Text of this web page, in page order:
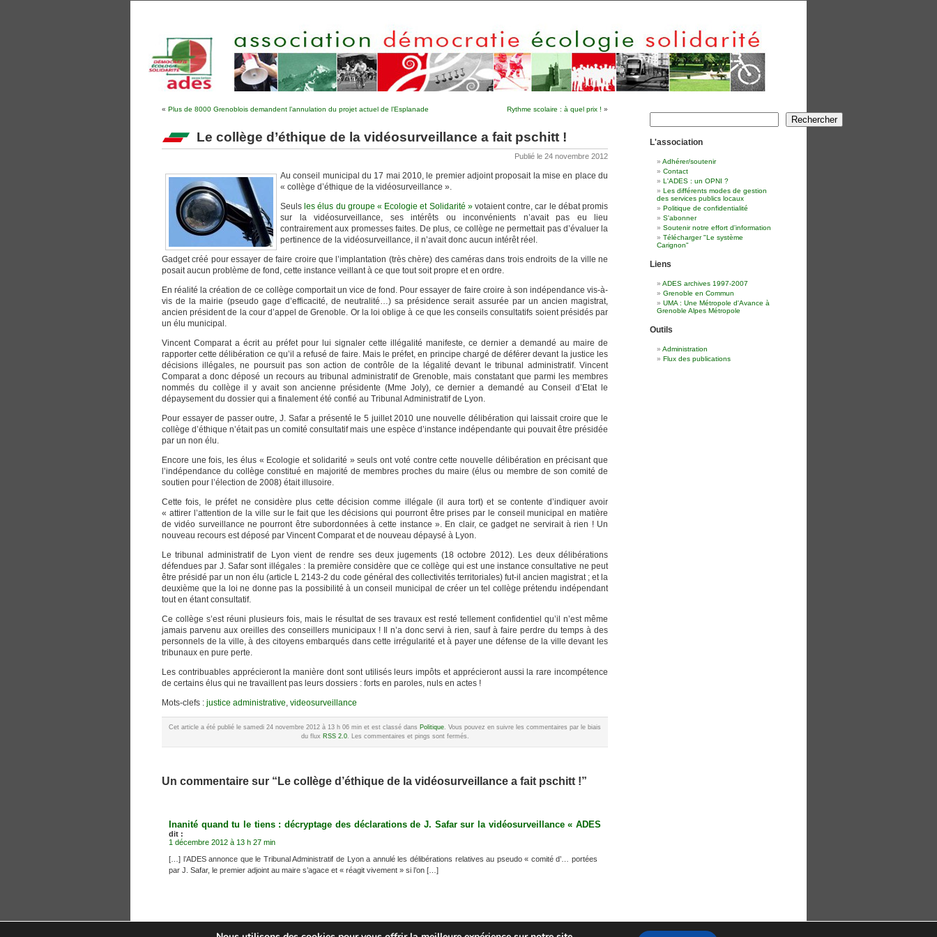
« Plus de 8000 Grenoblois demandent l’annulation du projet actuel de l’Esplanade Rythme scolaire : à quel prix ! »
Le collège d’éthique de la vidéosurveillance a fait pschitt !
Publié le 24 novembre 2012
Au conseil municipal du 17 mai 2010, le premier adjoint proposait la mise en place du
« collège d’éthique de la vidéosurveillance ».
Seuls les élus du groupe « Ecologie et Solidarité »votaient contre, car le débat promis
sur la vidéosurveillance, ses intérêts ou inconvénients n’avait pas eu lieu
contrairement aux promesses faites. De plus, ce collège ne permettait pas d’évaluer la
pertinence de la vidéosurveillance, il n’avait donc aucun intérêt réel.
Gadget créé pour essayer de faire croire que l’implantation (très chère) des caméras dans trois endroits de la ville ne
posait aucun problème de fond, cette instance veillant à ce que tout soit propre et en ordre.
En réalité la création de ce collège comportait un vice de fond. Pour essayer de faire croire à son indépendance vis-à-
vis de la mairie (pseudo gage d’efficacité, de neutralité…) sa présidence serait assurée par un ancien magistrat,
ancien président de la cour d’appel de Grenoble. Or la loi oblige à ce que les conseils consultatifs soient présidés par
un élu municipal.
Vincent Comparat a écrit au préfet pour lui signaler cette illégalité manifeste, ce dernier a demandé au maire de
rapporter cette délibération ce qu’il a refusé de faire. Mais le préfet, en principe chargé de déférer devant la justice les
décisions illégales, ne poursuit pas son action de contrôle de la légalité devant le tribunal administratif. Vincent
Comparat a donc déposé un recours au tribunal administratif de Grenoble, mais constatant que parmi les membres
nommés du collège il y avait son ancienne présidente (Mme Joly), ce dernier a demandé au Conseil d’Etat le
dépaysement du dossier qui a finalement été confié au Tribunal Administratif de Lyon.
Pour essayer de passer outre, J. Safar a présenté le 5 juillet 2010 une nouvelle délibération qui laissait croire que le
collège d’éthique n’était pas un comité consultatif mais une espèce d’instance indépendante qui pouvait être présidée
par un non élu.
Encore une fois, les élus « Ecologie et solidarité » seuls ont voté contre cette nouvelle délibération en précisant que
l’indépendance du collège constitué en majorité de membres proches du maire (élus ou membre de son comité de
soutien pour l’élection de 2008) était illusoire.
Cette fois, le préfet ne considère plus cette décision comme illégale (il aura tort) et se contente d’indiquer avoir
« attirer l’attention de la ville sur le fait que les décisions qui pourront être prises par le conseil municipal en matière
de vidéo surveillance ne pourront être subordonnées à cette instance ». En clair, ce gadget ne servirait à rien ! Un
nouveau recours est déposé par Vincent Comparat et de nouveau dépaysé à Lyon.
Le tribunal administratif de Lyon vient de rendre ses deux jugements (18 octobre 2012). Les deux délibérations
défendues par J. Safar sont illégales : la première considère que ce collège qui est une instance consultative ne peut
être présidé par un non élu (article L 2143-2 du code général des collectivités territoriales) fut-il ancien magistrat ; et la
deuxième que la loi ne donne pas la possibilité à un conseil municipal de créer un tel collège prétendu indépendant
tout en étant consultatif.
Ce collège s’est réuni plusieurs fois, mais le résultat de ses travaux est resté tellement confidentiel qu’il n’est même
jamais parvenu aux oreilles des conseillers municipaux ! Il n’a donc servi à rien, sauf à faire perdre du temps à des
personnels de la ville, à des citoyens embarqués dans cette irrégularité et à payer une défense de la ville devant les
tribunaux en pure perte.
Les contribuables apprécieront la manière dont sont utilisés leurs impôts et apprécieront aussi la rare incompétence
de certains élus qui ne travaillent pas leurs dossiers : forts en paroles, nuls en actes !
Mots-clefs : justice administrative, videosurveillance
Cet article a été publié le samedi 24 novembre 2012 à 13 h 06 min et est classé dans Politique. Vous pouvez en suivre les commentaires par le biais
du flux RSS 2.0. Les commentaires et pings sont fermés.
Un commentaire sur “Le collège d’éthique de la vidéosurveillance a fait pschitt !”
Inanité quand tu le tiens : décryptage des déclarations de J. Safar sur la vidéosurveillance « ADES
dit :
1 décembre 2012 à 13 h 27 min
[…] l’ADES annonce que le Tribunal Administratif de Lyon a annulé les délibérations relatives au pseudo « comité d’… portées
par J. Safar, le premier adjoint au maire s’agace et « réagit vivement » si l’on […]
Rechercher Rechercher
L'association
Adhérer/soutenir
Contact
L'ADES : un OPNI ?
Les différents modes de gestion
des services publics locaux
Politique de confidentialité
S'abonner
Soutenir notre effort d'information
Télécharger "Le système
Carignon"
Liens
ADES archives 1997-2007
Grenoble en Commun
UMA : Une Métropole d'Avance à
Grenoble Alpes Métropole
Outils
Administration
Flux des publications